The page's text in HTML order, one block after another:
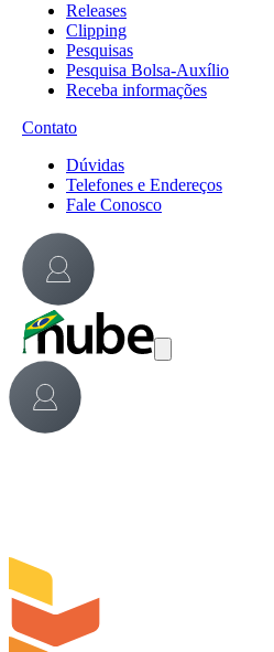
Releases
Clipping
Pesquisas
Pesquisa Bolsa-Auxílio
Receba informações
Contato
Dúvidas
Telefones e Endereços
Fale Conosco